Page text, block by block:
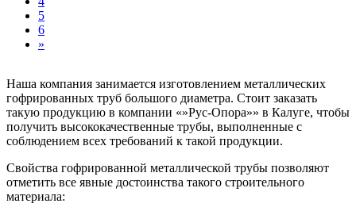
5
6
»
Наша компания занимается изготовлением металлических
гофрированных труб большого диаметра. Стоит заказать
такую продукцию в компании «»Рус-Опора»» в Калуге, чтобы
получить высококачественные трубы, выполненные с
соблюдением всех требований к такой продукции.
Свойства гофрированной металлической трубы позволяют
отметить все явные достоинства такого строительного
материала: